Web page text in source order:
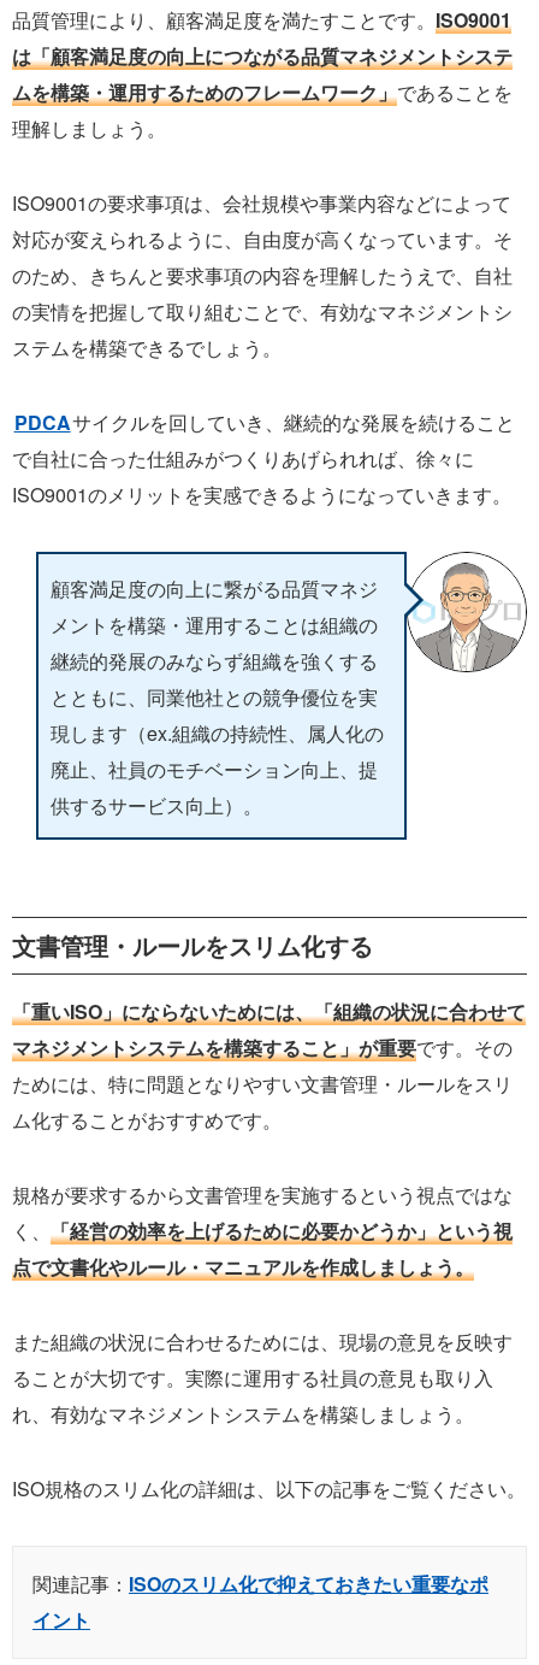
品質管理により、顧客満足度を満たすことです。 ISO9001
は「顧客満足度の向上につながる品質マネジメントシステ
ムを構築・運用するためのフレームワーク」であることを
理解しましょう。
ISO9001の要求事項は、会社規模や事業内容などによって
対応が変えられるように、自由度が高くなっています。そ
のため、きちんと要求事項の内容を理解したうえで、自社
の実情を把握して取り組むことで、有効なマネジメントシ
ステムを構築できるでしょう。
PDCAサイクルを回していき、継続的な発展を続けること
で自社に合った仕組みがつくりあげられれば、徐々に
ISO9001のメリットを実感できるようになっていきます。
顧客満足度の向上に繋がる品質マネジ
メントを構築・運用することは組織の
継続的発展のみならず組織を強くする
とともに、同業他社との競争優位を実
現します（ex.組織の持続性、属人化の
廃止、社員のモチベーション向上、提
供するサービス向上）。
文書管理・ルールをスリム化する
「重いISO」にならないためには、「組織の状況に合わせて
マネジメントシステムを構築すること」が重要です。その
ためには、特に問題となりやすい文書管理・ルールをスリ
ム化することがおすすめです。
規格が要求するから文書管理を実施するという視点ではな
く、 「経営の効率を上げるために必要かどうか」という視
点で文書化やルール・マニュアルを作成しましょう。
また組織の状況に合わせるためには、現場の意見を反映す
ることが大切です。実際に運用する社員の意見も取り入
れ、有効なマネジメントシステムを構築しましょう。
ISO規格のスリム化の詳細は、以下の記事をご覧ください。
関連記事： ISOのスリム化で抑えておきたい重要なポ
イント